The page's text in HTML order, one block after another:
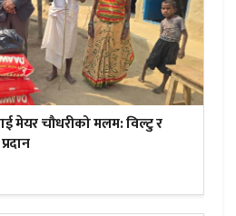
मेयर चौधरीको मलम: विल्टु र